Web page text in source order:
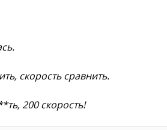
скорость сравнить.
200 скорость!